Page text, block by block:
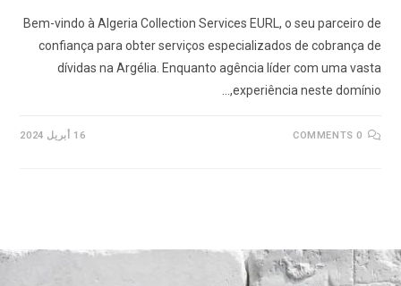
Bem-vindo à Algeria Collection Services EURL, o seu parceiro de
confiança para obter serviços especializados de cobrança de
dívidas na Argélia. Enquanto agência líder com uma vasta
experiência neste domínio,…
0 COMMENTS 16 أبريل 2024